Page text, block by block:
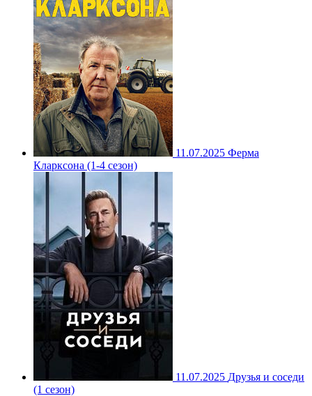
11.07.2025 Ферма
Кларксона (1-4 сезон)
11.07.2025 Друзья и соседи
(1 сезон)